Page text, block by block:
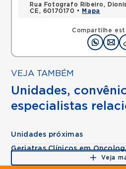
Compartilhe
Rua Fotografo Ribeiro,
CE, 60170170 •
Mapa
VEJA TAMBÉM
Unidades,
especialistas
Unidades próximas
Geriatras Clínicos em
Veja